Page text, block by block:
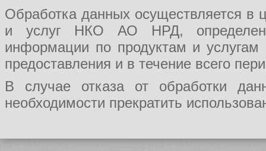
Обработка данных осуществляется в
и услуг НКО АО НРД, определения
информации по продуктам и
предоставления и в течение всего
В случае отказа от обработки
необходимости прекратить